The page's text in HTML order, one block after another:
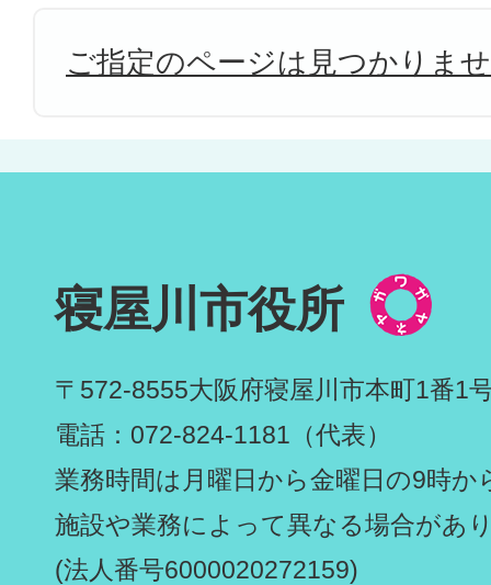
ご指定のページは見つかりま
寝屋川市役所
〒572-8555大阪府寝屋川市本町1番1
電話：072-824-1181（代表）
業務時間は月曜日から金曜日の9時か
施設や業務によって異なる場合があ
(法人番号6000020272159)